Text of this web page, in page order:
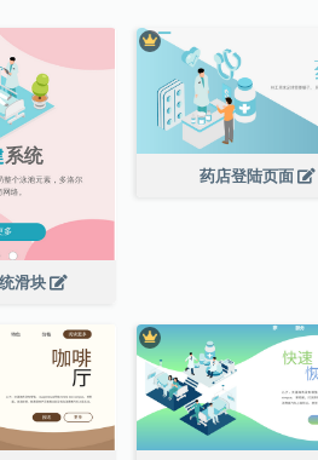
滑块
药店登陆页面